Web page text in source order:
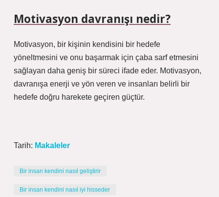
Motivasyon davranışı nedir?
Motivasyon, bir kişinin kendisini bir hedefe
yöneltmesini ve onu başarmak için çaba sarf etmesini
sağlayan daha geniş bir süreci ifade eder. Motivasyon,
davranışa enerji ve yön veren ve insanları belirli bir
hedefe doğru harekete geçiren güçtür.
Tarih: Makaleler
Bir insan kendini nasıl geliştirir
Bir insan kendini nasıl iyi hisseder